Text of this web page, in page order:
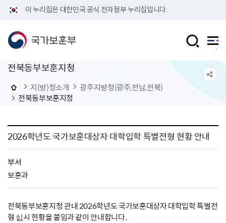
이 누리집은 대한민국 공식 전자정부 누리집입니다.
전북동부보훈지청
지(방)청소개
광주지방청(광주,전남,전북)
전북동부보훈지청
2026학년도 국가보훈대상자 대학입학 특별전형 현황 안내
부서
보훈과
전북동부보훈지청 관내 2026학년도 국가보훈대상자 대학입학 특별전
형 싨시 현황을 붙임과 같이 안내합니다.